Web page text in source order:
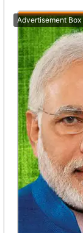
Advertisement Box